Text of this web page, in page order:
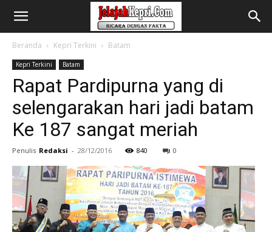
Beranda Kepri Terkini Batam
Kepri Terkini Batam
Rapat Pardipurna yang di
selengarakan hari jadi batam
Ke 187 sangat meriah
Penulis Redaksi - 28/12/2016 840 0